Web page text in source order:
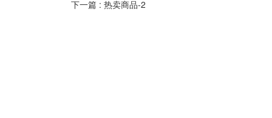
下一篇 : 热卖商品-2